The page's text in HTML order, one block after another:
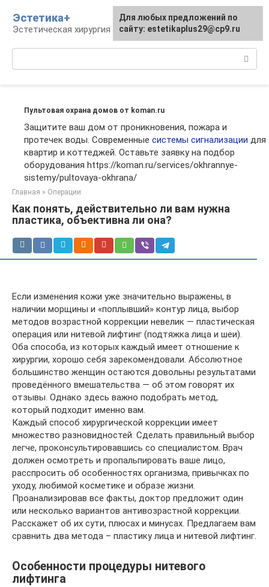
контенту
Эстетика+
Эстетическая хирургия и косметология
Пультовая охрана домов от koman.ru
Защитите ваш дом от проникновения, пожара и
протечек воды. Современные системы сигнализации для
квартир и коттеджей. Оставьте заявку на подбор
оборудования https://koman.ru/services/okhrannye-
sistemy/pultovaya-okhrana/
Главная » Операции
Как понять, действительно ли вам нужна
пластика, объективна ли она?
Если изменения кожи уже значительно выражены, в
наличии морщины и «поплывший» контур лица, выбор
методов возрастной коррекции невелик — пластическая
операция или нитевой лифтинг (подтяжка лица и шеи).
Оба способа, из которых каждый имеет отношение к
хирургии, хорошо себя зарекомендовали. Абсолютное
большинство женщин остаются довольны результатами
проведённого вмешательства — об этом говорят их
отзывы. Однако здесь важно подобрать метод,
который подходит именно вам.
Каждый способ хирургической коррекции имеет
множество разновидностей. Сделать правильный выбор
легче, проконсультировавшись со специалистом. Врач
должен осмотреть и пропальпировать ваше лицо,
расспросить об особенностях организма, привычках по
уходу, любимой косметике и образе жизни.
Проанализировав все факты, доктор предложит один
или несколько вариантов антивозрастной коррекции.
Расскажет об их сути, плюсах и минусах. Предлагаем вам
сравнить два метода – пластику лица и нитевой лифтинг.
Особенности процедуры нитевого
лифтинга
Для любых предложений по
сайту: estetikaplus29@cp9.ru